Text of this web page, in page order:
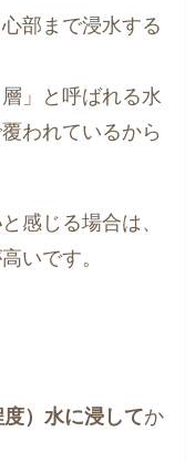
部まで浸水する
」と呼ばれる水
われているから
と感じる場合は、
いです。
）水に浸してか